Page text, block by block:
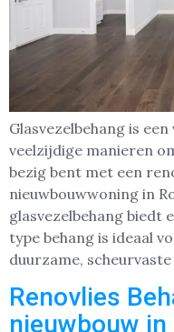
Glasvezelbehang is
veelzijdige manieren
bezig bent met een
nieuwbouwwoning in
glasvezelbehang biedt
type behang is ideaal
duurzame,
Renovlies
nieuwbouw in